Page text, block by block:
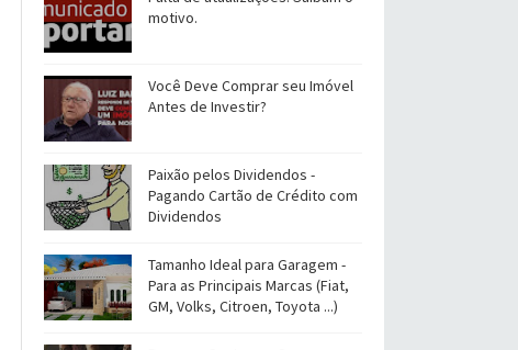
motivo.
Você Deve Comprar seu Imóvel
Antes de Investir?
Paixão pelos Dividendos -
Pagando Cartão de Crédito com
Dividendos
Tamanho Ideal para Garagem -
Para as Principais Marcas (Fiat,
GM, Volks, Citroen, Toyota ...)